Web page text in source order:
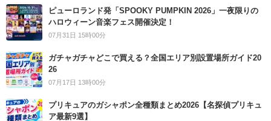
ピューロランド発「SPOOKY PUMPKIN 2026」一夜限りの
ハロウィーン音楽フェス開催決定！
07月31日 15時00分
ガチャガチャどこで買える？全国エリア別設置場所ガイド20
26
07月17日 13時00分
プリキュアのガシャポン全種類まとめ2026【名探偵プリキュ
ア最新9選】